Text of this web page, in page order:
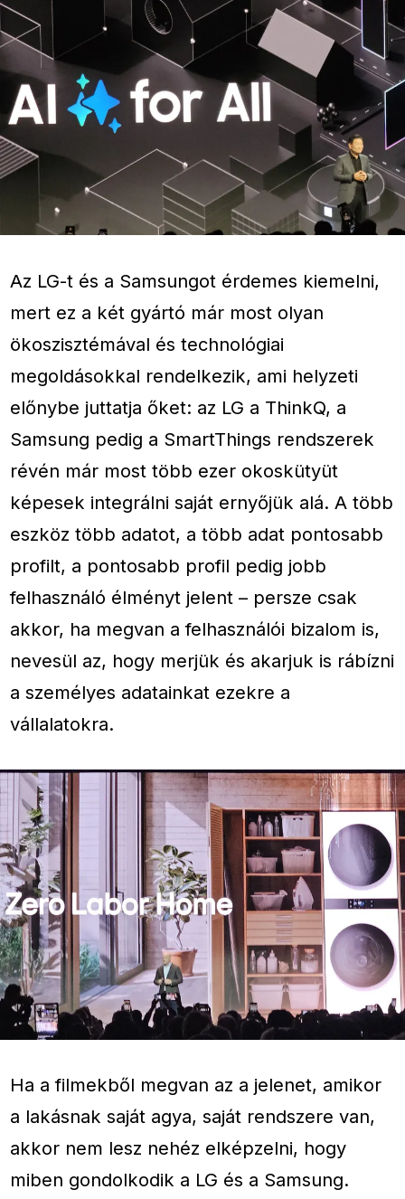
Az LG-t és a Samsungot érdemes kiemelni,
mert ez a két gyártó már most olyan
ökoszisztémával és technológiai
megoldásokkal rendelkezik, ami helyzeti
előnybe juttatja őket: az LG a ThinkQ, a
Samsung pedig a SmartThings rendszerek
révén már most több ezer okoskütyüt
képesek integrálni saját ernyőjük alá. A több
eszköz több adatot, a több adat pontosabb
profilt, a pontosabb profil pedig jobb
felhasználó élményt jelent – persze csak
akkor, ha megvan a felhasználói bizalom is,
nevesül az, hogy merjük és akarjuk is rábízni
a személyes adatainkat ezekre a
vállalatokra.
Ha a filmekből megvan az a jelenet, amikor
a lakásnak saját agya, saját rendszere van,
akkor nem lesz nehéz elképzelni, hogy
miben gondolkodik a LG és a Samsung.